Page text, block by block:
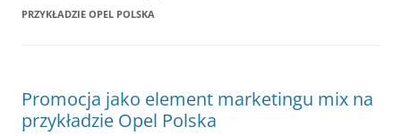
PRZYKŁADZIE OPEL POLSKA
Promocja jako element marketingu mix na
przykładzie Opel Polska